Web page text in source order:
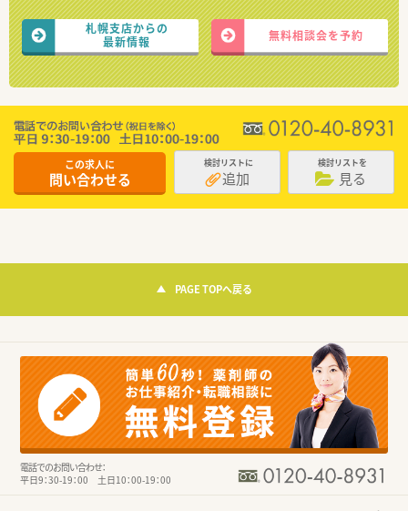
札幌支店からの
最新情報
無料相談会を予約
この求人に
問い合わせる
検討リストに
追加
検討リストを
見る
PAGE TOPへ戻る
電話でのお問い合わせ：
平日9：30-19：00 土日10：00-19：00